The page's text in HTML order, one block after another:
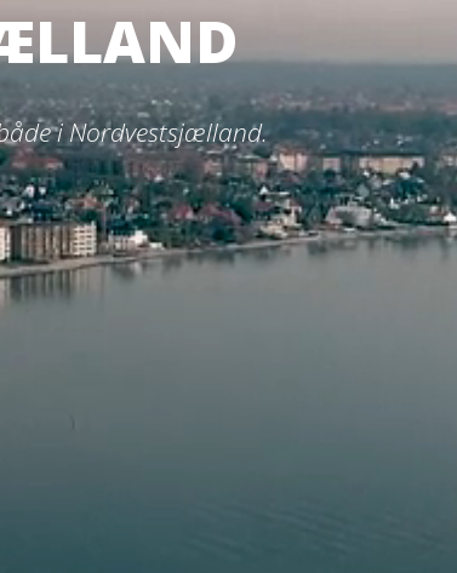
i Nordvestsjælland.